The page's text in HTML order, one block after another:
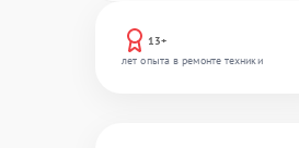
13+
лет опыта в ремонте техники